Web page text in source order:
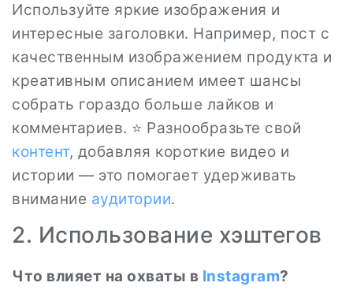
Используйте яркие изображения и
интересные заголовки. Например, пост с
качественным изображением продукта и
креативным описанием имеет шансы
собрать гораздо больше лайков и
комментариев. ⭐ Разнообразьте свой
контент, добавляя короткие видео и
истории — это помогает удерживать
внимание аудитории.
2. Использование хэштегов
Что влияет на охваты в Instagram?